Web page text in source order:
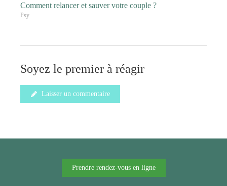
Comment relancer et sauver votre couple ?
Psy
Soyez le premier à réagir
Laisser un commentaire
Prendre rendez-vous en ligne